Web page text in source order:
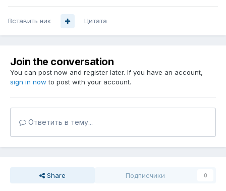
Вставить ник Цитата
Join the conversation
You can post now and register later. If you have an account,
sign in now to post with your account.
Ответить в тему...
Share Подписчики 0